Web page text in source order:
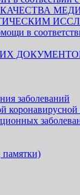
в
заболеваний